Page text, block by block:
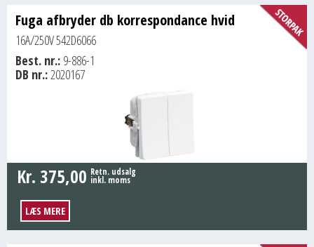
Fuga afbryder db korrespondance hvid
16A/250V 542D6066
Best. nr.: 9-886-1
DB nr.:2020167
Kr. 375,00 Retn. udsalg
inkl. moms
LÆS MERE